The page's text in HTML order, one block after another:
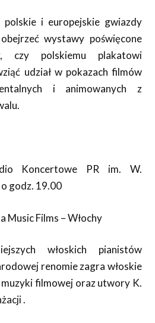
i europejskie gwiazdy
wystawy poświęcone
czy polskiemu plakatowi
udział w pokazach filmów
i animowanych z
Koncertowe PR im. W.
godz. 19.00
Music Films – Włochy
włoskich pianistów
renomie zagra włoskie
filmowej oraz utwory K.
.